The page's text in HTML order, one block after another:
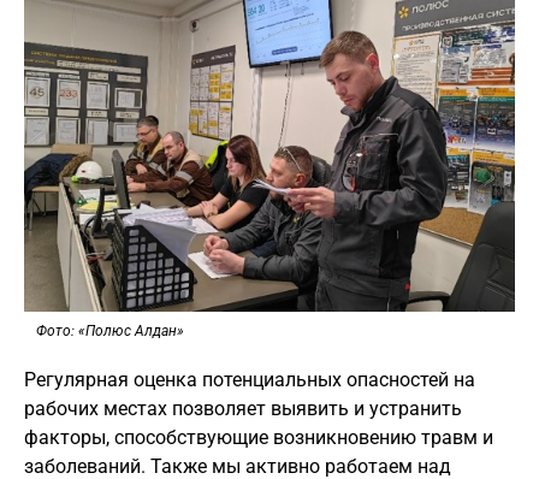
Фото: «Полюс Алдан»
Регулярная оценка потенциальных опасностей на
рабочих местах позволяет выявить и устранить
факторы, способствующие возникновению травм и
заболеваний. Также мы активно работаем над